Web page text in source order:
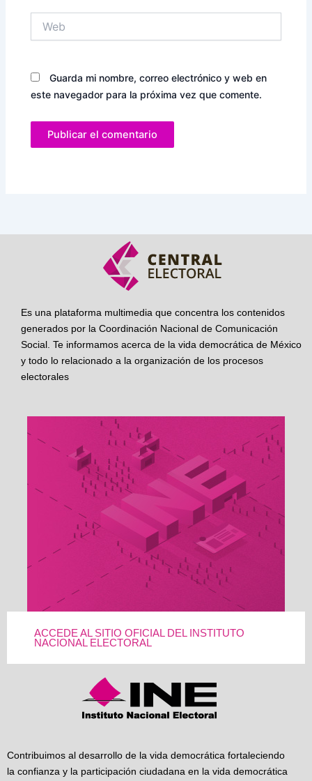
Guarda mi nombre, correo electrónico y web en
este navegador para la próxima vez que comente.
Es una plataforma multimedia que concentra los contenidos
generados por la Coordinación Nacional de Comunicación
Social. Te informamos acerca de la vida democrática de México
y todo lo relacionado a la organización de los procesos
electorales
ACCEDE AL SITIO OFICIAL DEL INSTITUTO
NACIONAL ELECTORAL
Contribuimos al desarrollo de la vida democrática fortaleciendo
la confianza y la participación ciudadana en la vida democrática